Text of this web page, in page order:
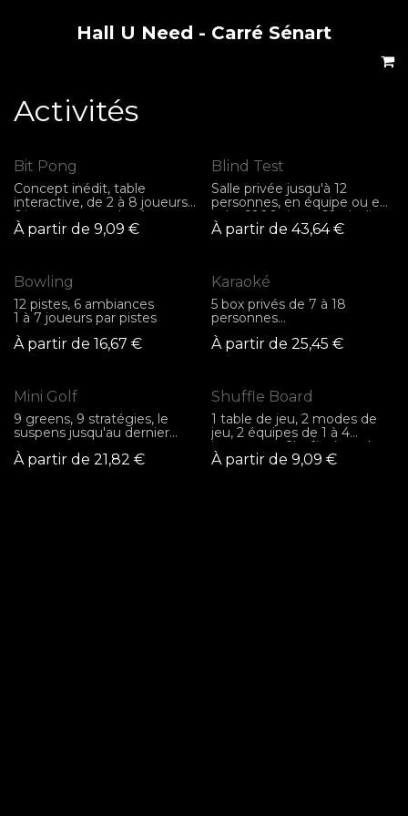
Hall U Need - Carré Sénart
Activités
Bit Pong
Concept inédit, table
interactive, de 2 à 8 joueurs,
6 jeux pour tous les âges et
tous les niveaux
À partir de 9,09 €
Blind Test
Salle privée jusqu'à 12
personnes, en équipe ou en
solo, 6000 titres, 60 playlists
au choix
À partir de 43,64€
Bowling
12 pistes, 6 ambiances
1 à 7 joueurs par pistes
À partir de 16,67 €
Karaoké
5 box privés de 7 à 18
personnes
+ 75 000 titres
À partir de 25,45 €
Mini Golf
9 greens, 9 stratégies, le
suspens jusqu'au dernier
À partir de 21,82 €
Shuffle Board
1 table de jeu, 2 modes de
jeu, 2 équipes de 1 à 4
joueurs par Shuffle board
À partir de 9,09 €